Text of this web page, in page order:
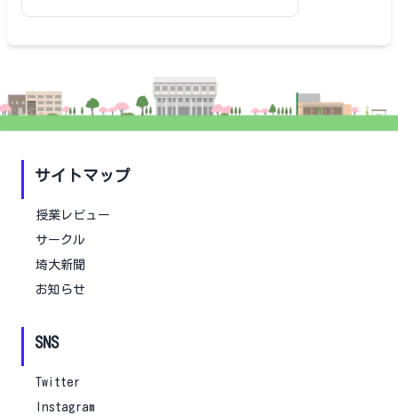
サイトマップ
授業レビュー
サークル
埼大新聞
お知らせ
SNS
Twitter
Instagram